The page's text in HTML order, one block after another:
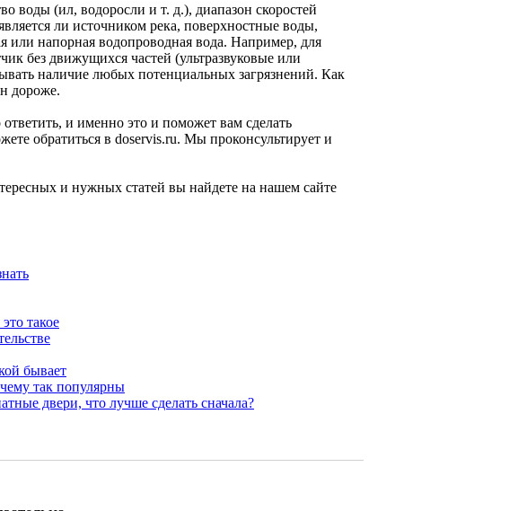
воды (ил, водоросли и т. д.), диапазон скоростей
ли источником река, поверхностные воды,
напорная водопроводная вода. Например, для
без движущихся частей (ультразвуковые или
наличие любых потенциальных загрязнений. Как
дороже.
и именно это и поможет вам сделать
обратиться в doservis.ru. Мы проконсультирует и
и нужных статей вы найдете на нашем сайте
такое
бывает
так популярны
двери, что лучше сделать сначала?